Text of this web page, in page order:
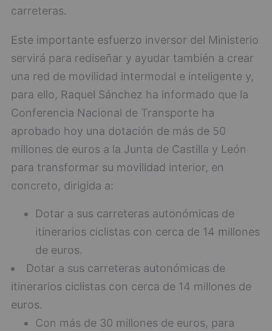
carreteras.
Este importante esfuerzo inversor del Ministerio
servirá para rediseñar y ayudar también a crear
una red de movilidad intermodal e inteligente y,
para ello, Raquel Sánchez ha informado que la
Conferencia Nacional de Transporte ha
aprobado hoy una dotación de más de 50
millones de euros a la Junta de Castilla y León
para transformar su movilidad interior, en
concreto, dirigida a:
Dotar a sus carreteras autonómicas de
itinerarios ciclistas con cerca de 14 millones
de euros.
Dotar a sus carreteras autonómicas de
itinerarios ciclistas con cerca de 14 millones de
euros.
Con más de 30 millones de euros, para